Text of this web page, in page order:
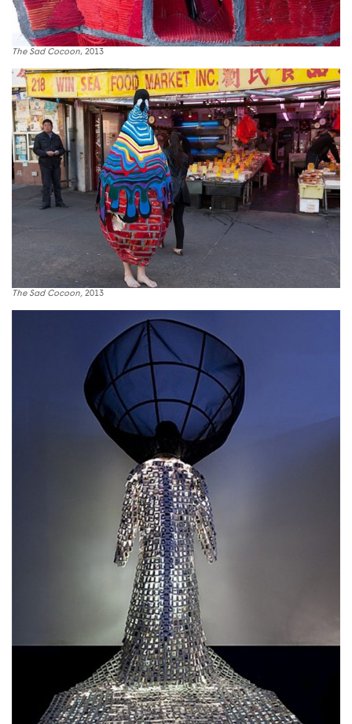
The Sad Cocoon, 2013
The Sad Cocoon, 2013